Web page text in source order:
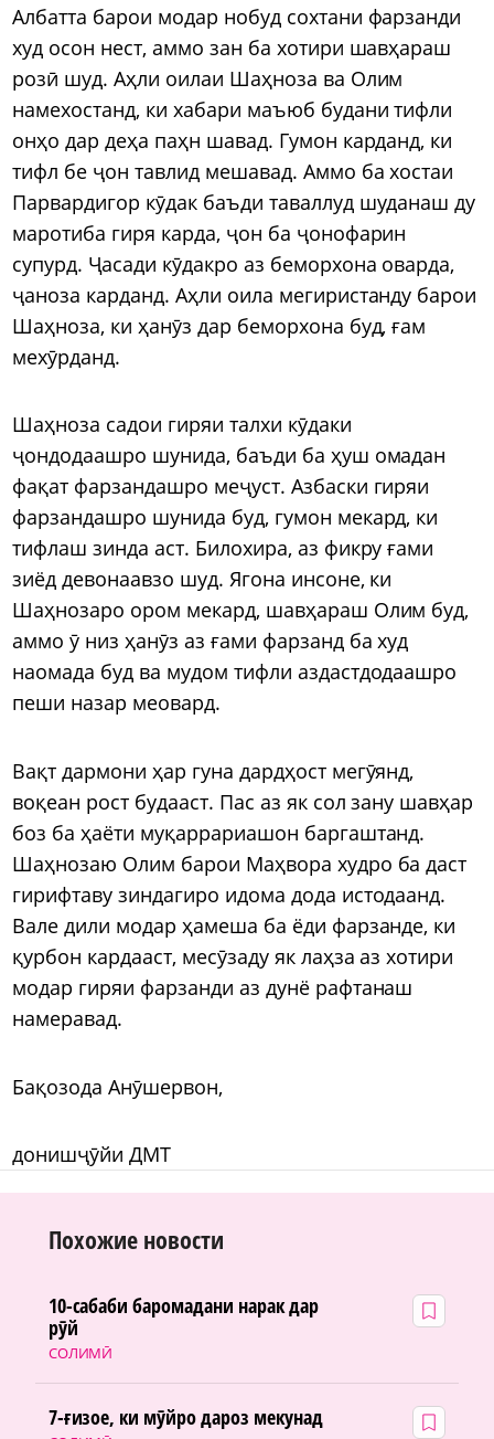
Албатта барои модар нобуд сохтани фарзанди
худ осон нест, аммо зан ба хотири шавҳараш
розӣ шуд. Аҳли оилаи Шаҳноза ва Олим
намехостанд, ки хабари маъюб будани тифли
онҳо дар деҳа паҳн шавад. Гумон карданд, ки
тифл бе ҷон тавлид мешавад. Аммо ба хостаи
Парвардигор кӯдак баъди таваллуд шуданаш ду
маротиба гиря карда, ҷон ба ҷонофарин
супурд. Ҷасади кӯдакро аз беморхона оварда,
ҷаноза карданд. Аҳли оила мегиристанду барои
Шаҳноза, ки ҳанӯз дар беморхона буд, ғам
мехӯрданд.
Шаҳноза садои гиряи талхи кӯдаки
ҷондодаашро шунида, баъди ба ҳуш омадан
фақат фарзандашро меҷуст. Азбаски гиряи
фарзандашро шунида буд, гумон мекард, ки
тифлаш зинда аст. Билохира, аз фикру ғами
зиёд девонаавзо шуд. Ягона инсоне, ки
Шаҳнозаро ором мекард, шавҳараш Олим буд,
аммо ӯ низ ҳанӯз аз ғами фарзанд ба худ
наомада буд ва мудом тифли аздастдодаашро
пеши назар меовард.
Вақт дармони ҳар гуна дардҳост мегӯянд,
воқеан рост будааст. Пас аз як сол зану шавҳар
боз ба ҳаёти муқаррариашон баргаштанд.
Шаҳнозаю Олим барои Маҳвора худро ба даст
гирифтаву зиндагиро идома дода истодаанд.
Вале дили модар ҳамеша ба ёди фарзанде, ки
қурбон кардааст, месӯзаду як лаҳза аз хотири
модар гиряи фарзанди аз дунё рафтанаш
намеравад.
Бақозода Анӯшервон,
донишҷӯйи ДМТ
Похожие новости
СОЛИМӢ
10-сабаби баромадани нарак дар
рӯй
7-ғизое, ки мӯйро дароз мекунад